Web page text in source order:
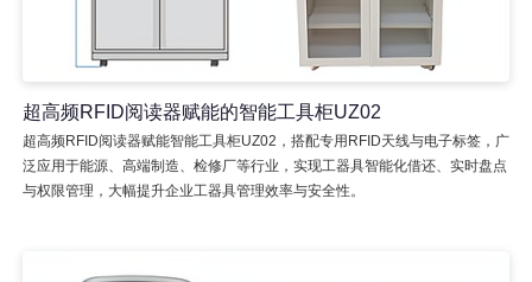
超高频RFID阅读器赋能的智能工具柜UZ02
超高频RFID阅读器赋能智能工具柜UZ02，搭配专用RFID天线与电子标签，广
泛应用于能源、高端制造、检修厂等行业，实现工器具智能化借还、实时盘点
与权限管理，大幅提升企业工器具管理效率与安全性。